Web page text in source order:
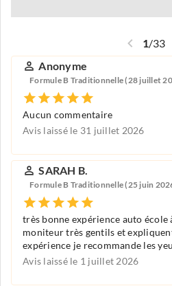
1/33
Anonyme
Formule B Traditionnelle (28 juillet
Aucun commentaire
Avis laissé le 31 juillet 2026
SARAH B.
Formule B Traditionnelle (25 juin
très bonne expérience auto école
moniteur très gentils et
expérience je recommande les
Avis laissé le 1 juillet 2026